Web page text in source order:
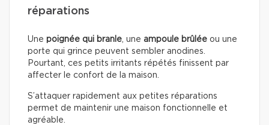
réparations
Une poignée qui branle, une ampoule brûlée ou une
porte qui grince peuvent sembler anodines.
Pourtant, ces petits irritants répétés finissent par
affecter le confort de la maison.
S’attaquer rapidement aux petites réparations
permet de maintenir une maison fonctionnelle et
agréable.